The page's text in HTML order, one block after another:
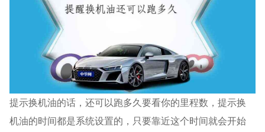
提示换机油的话，还可以跑多久要看你的里程数，提示换
机油的时间都是系统设置的，只要靠近这个时间就会开始